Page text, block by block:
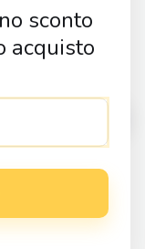
Sagoma in legno
sconto
acquisto